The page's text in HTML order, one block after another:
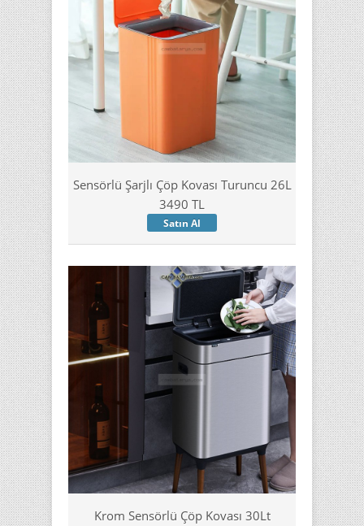
Sensörlü Şarjlı Çöp Kovası Turuncu 26L
3490 TL
Satın Al
Krom Sensörlü Çöp Kovası 30Lt